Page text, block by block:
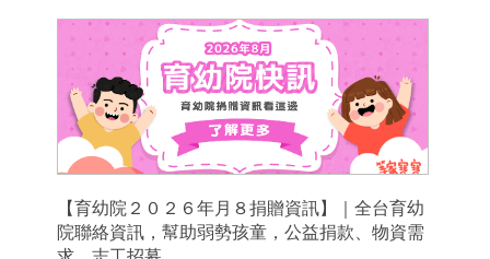
【育幼院２０２６年月８捐贈資訊】｜全台育幼
院聯絡資訊，幫助弱勢孩童，公益捐款、物資需